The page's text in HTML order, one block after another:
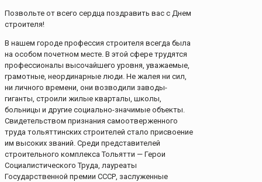
Позвольте от всего сердца поздравить вас с Днем
строителя!
В нашем городе профессия строителя всегда была
на особом почетном месте. В этой сфере трудятся
профессионалы высочайшего уровня, уважаемые,
грамотные, неординарные люди. Не жалея ни сил,
ни личного времени, они возводили заводы-
гиганты, строили жилые кварталы, школы,
больницы и другие социально-значимые объекты.
Свидетельством признания самоотверженного
труда тольяттинских строителей стало присвоение
им высоких званий. Среди представителей
строительного комплекса Тольятти — Герои
Социалистического Труда, лауреаты
Государственной премии СССР, заслуженные